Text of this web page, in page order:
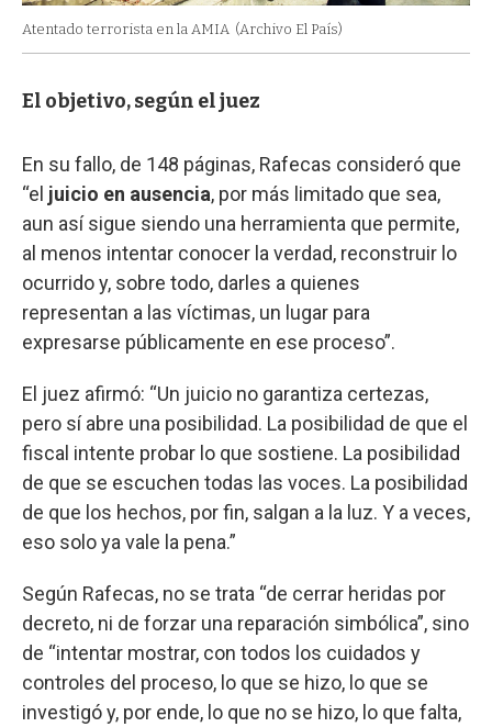
Atentado terrorista en la AMIA (Archivo El País)
El objetivo, según el juez
En su fallo, de 148 páginas, Rafecas consideró que
“el juicio en ausencia, por más limitado que sea,
aun así sigue siendo una herramienta que permite,
al menos intentar conocer la verdad, reconstruir lo
ocurrido y, sobre todo, darles a quienes
representan a las víctimas, un lugar para
expresarse públicamente en ese proceso”.
El juez afirmó: “Un juicio no garantiza certezas,
pero sí abre una posibilidad. La posibilidad de que el
fiscal intente probar lo que sostiene. La posibilidad
de que se escuchen todas las voces. La posibilidad
de que los hechos, por fin, salgan a la luz. Y a veces,
eso solo ya vale la pena.”
Según Rafecas, no se trata “de cerrar heridas por
decreto, ni de forzar una reparación simbólica”, sino
de “intentar mostrar, con todos los cuidados y
controles del proceso, lo que se hizo, lo que se
investigó y, por ende, lo que no se hizo, lo que falta,